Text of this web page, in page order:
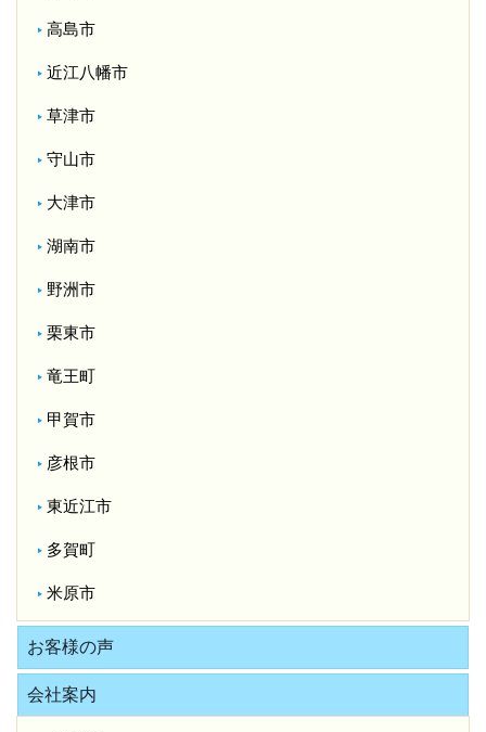
高島市
近江八幡市
草津市
守山市
大津市
湖南市
野洲市
栗東市
竜王町
甲賀市
彦根市
東近江市
多賀町
米原市
お客様の声
会社案内